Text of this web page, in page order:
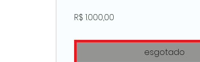
R$ 1.000,00
esgotado